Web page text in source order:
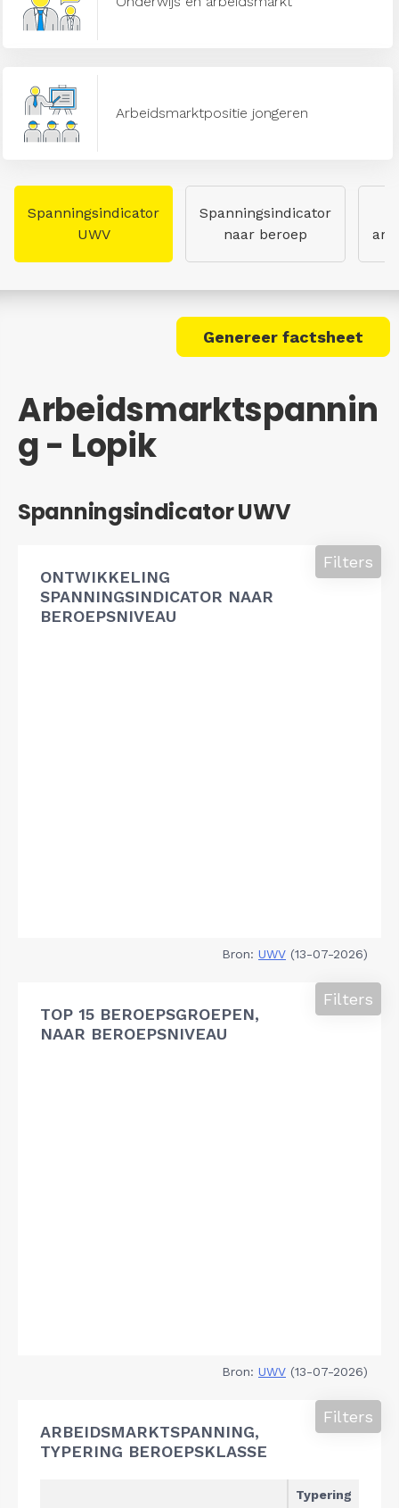
Arbeidsmarktpositie jongeren
Spanningsindicator
UWV
Spanningsindicator
naar beroep
Genereer factsheet
Arbeidsmarktspannin
g - Lopik
Spanningsindicator UWV
ONTWIKKELING
SPANNINGSINDICATOR NAAR
BEROEPSNIVEAU
Filters
Bron: UWV (13-07-2026)
TOP 15 BEROEPSGROEPEN,
NAAR BEROEPSNIVEAU
Filters
Bron: UWV (13-07-2026)
ARBEIDSMARKTSPANNING,
TYPERING BEROEPSKLASSE
Filters